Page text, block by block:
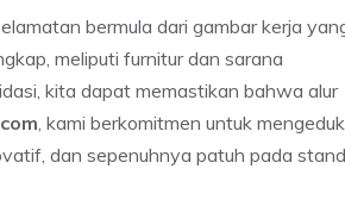
bermula dari gambar kerja
meliputi furnitur dan sarana
kita dapat memastikan bahwa alur
, kami berkomitmen untuk
dan sepenuhnya patuh pada